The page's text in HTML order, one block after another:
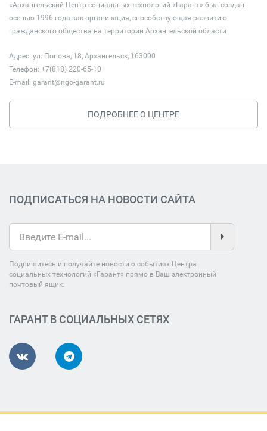
«Архангельский Центр социальных технологий «Гарант» был создан
осенью 1996 года как организация, способствующая развитию
гражданского общества на территории Архангельской области
Адрес: ул. Попова, 18, Архангельск, 163000
Телефон: +7(818) 220-65-10
E-mail: garant@ngo-garant.ru
ПОДРОБНЕЕ О ЦЕНТРЕ
ПОДПИСАТЬСЯ НА НОВОСТИ САЙТА
Подпишитесь и получайте новости о событиях Центра
социальных технологий «Гарант» прямо в Ваш электронный
почтовый ящик.
ГАРАНТ В СОЦИАЛЬНЫХ СЕТЯХ